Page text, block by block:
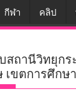
กีฬา คลิป
ถานีวิทยุก
เขตการศึกษ